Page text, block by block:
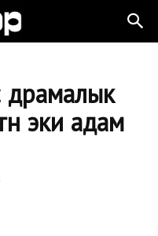
драмалык
эки адам